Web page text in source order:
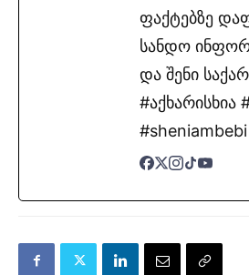
ფაქტებზე
სანდო
და შენი
#აქხარისხია
#sheniambebi